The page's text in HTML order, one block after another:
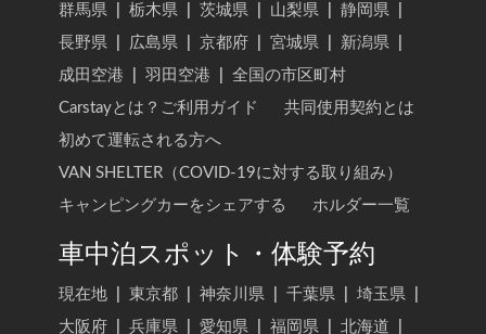
群馬県
栃木県 茨城県 山梨県 静岡県
長野県
広島県 京都府 宮城県 新潟県
成田空港
羽田空港
全国の市区町村
Carstayとは？ご利用ガイド
共同使用契約とは
初めて運転される方へ
VAN SHELTER（COVID-19に対する取り組み）
キャンピングカーをシェアする
ホルダー一覧
車中泊スポット・体験予約
現在地 東京都 神奈川県 千葉県 埼玉県
大阪府
兵庫県 愛知県 福岡県 北海道